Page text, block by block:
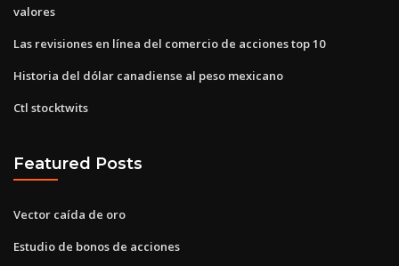
valores
Las revisiones en línea del comercio de acciones top 10
Historia del dólar canadiense al peso mexicano
Ctl stocktwits
Featured Posts
Vector caída de oro
Estudio de bonos de acciones